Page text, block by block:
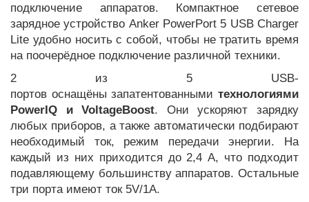
подключение аппаратов. Компактное сетевое
зарядное устройство Anker PowerPort 5 USB Charger
Lite удобно носить с собой, чтобы не тратить время
на поочерёдное подключение различной техники.
2 из 5 USB-
портов оснащёны запатентованными технологиями
PowerIQ и VoltageBoost. Они ускоряют зарядку
любых приборов, а также автоматически подбирают
необходимый ток, режим передачи энергии. На
каждый из них приходится до 2,4 А, что подходит
подавляющему большинству аппаратов. Остальные
три порта имеют ток 5V/1A.